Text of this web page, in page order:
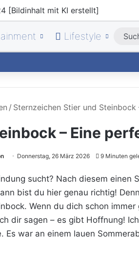
Lifestyle
/ Sternzeichen Stier und
– Eine
Donnerstag, 26 März 2026 9 Minuten
sucht? Nach diesem einen
bist du hier genau richtig!
Wenn du dich schon
dir sagen – es gibt Hoffnung!
war an einem lauen